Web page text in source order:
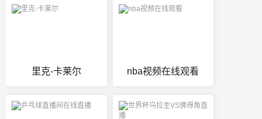
里克-卡莱尔 nba视频在线观看